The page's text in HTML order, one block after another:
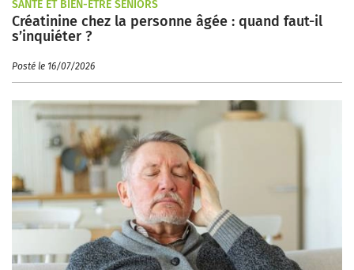
SANTÉ ET BIEN-ÊTRE SENIORS
Créatinine chez la personne âgée : quand faut-il
s’inquiéter ?
Posté le 16/07/2026